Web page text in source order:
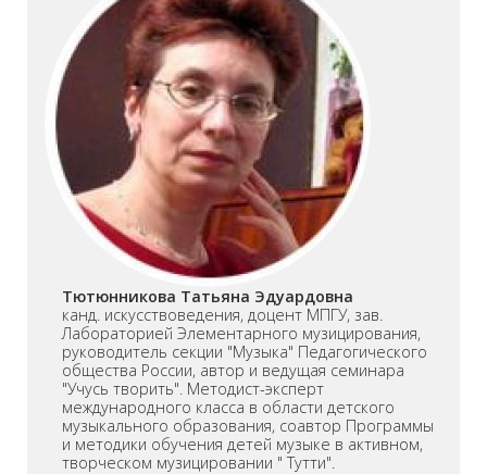
Тютюнникова Татьяна Эдуардовна
канд. искусствоведения, доцент МПГУ, зав.
Лабораторией Элементарного музицирования,
руководитель секции "Музыка" Педагогического
общества России, автор и ведущая семинара
"Учусь творить". Методист-эксперт
международного класса в области детского
музыкального образования, соавтор Программы
и методики обучения детей музыке в активном,
творческом музицировании " Тутти".